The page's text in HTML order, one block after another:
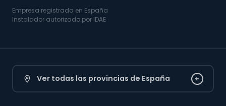
Empresa registrada en España
Instalador autorizado por IDAE
Ver todas las provincias de España +